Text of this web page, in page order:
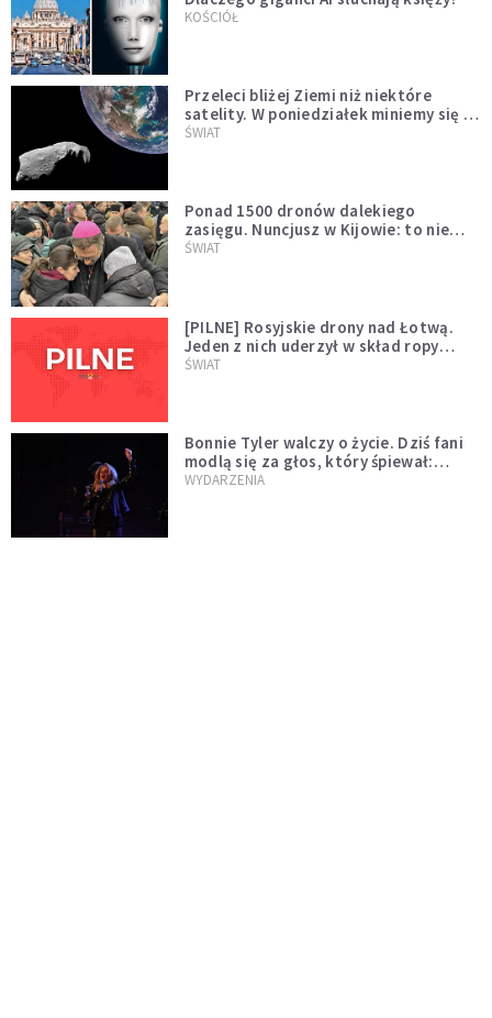
KOŚCIÓŁ
Przeleci bliżej Ziemi niż niektóre
satelity. W poniedziałek miniemy się z
asteroidą, która poprzedzi znacznie
ŚWIAT
Ponad 1500 dronów dalekiego
zasięgu. Nuncjusz w Kijowie: to nie
wygląda na wolę zakończenia wojny
ŚWIAT
[PILNE] Rosyjskie drony nad Łotwą.
Jeden z nich uderzył w skład ropy
naftowej
ŚWIAT
Bonnie Tyler walczy o życie. Dziś fani
modlą się za głos, który śpiewał:
"Lord, help me"
WYDARZENIA